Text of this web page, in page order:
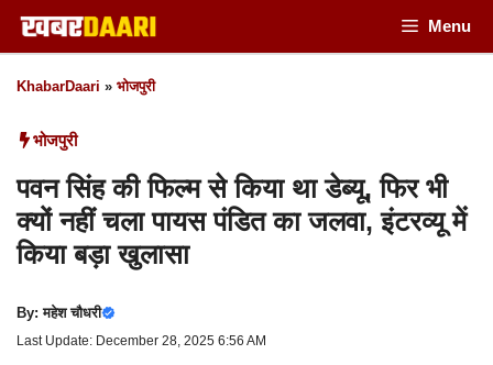
Skip
to
content
Menu
KhabarDaari » भोजपुरी
भोजपुरी
पवन सिंह की फिल्म से किया था डेब्यू, फिर भी
क्यों नहीं चला पायस पंडित का जलवा, इंटरव्यू में
किया बड़ा खुलासा
By:महेश चौधरी
Last Update: December 28, 2025 6:56 AM